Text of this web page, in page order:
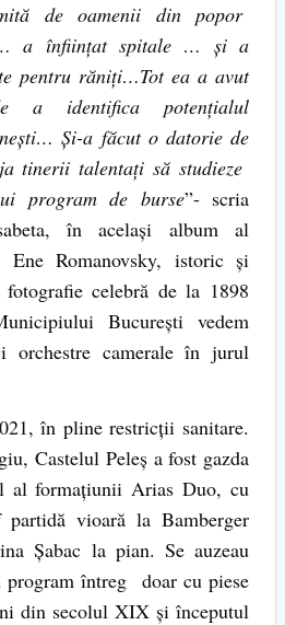
de oamenii din popor
a înfiinţat spitale … şi a
pentru răniţi…Tot ea a avut
identifica potenţialul
Şi-a făcut o datorie de
tinerii talentaţi să studieze
program de burse”- scria
în acelaşi album al
Ene Romanovsky, istoric şi
celebră de la 1898
Bucureşti vedem
orchestre camerale în jurul
în pline restricţii sanitare.
Castelul Peleş a fost gazda
al formaţiunii Arias Duo, cu
vioară la Bamberger
Şabac la pian. Se auzeau
program întreg doar cu piese
din secolul XIX şi începutul